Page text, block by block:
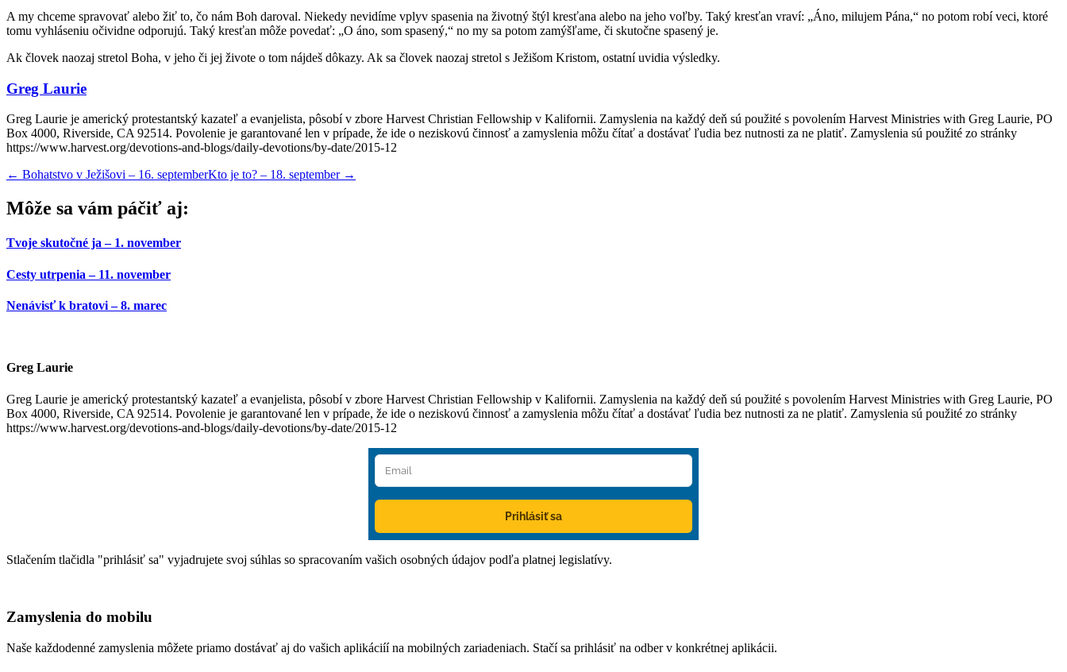
A my chceme spravovať alebo žiť to, čo nám Boh daroval. Niekedy nevidíme vplyv spasenia na životný štýl kresťana alebo na jeho voľby. Taký kresťan vraví: „Áno, milujem Pána,“ no potom robí veci, ktoré
tomu vyhláseniu očividne odporujú. Taký kresťan môže povedať: „O áno, som spasený,“ no my sa potom zamýšľame, či skutočne spasený je.
Ak človek naozaj stretol Boha, v jeho či jej živote o tom nájdeš dôkazy. Ak sa človek naozaj stretol s Ježišom Kristom, ostatní uvidia výsledky.
Greg Laurie
Greg Laurie je americký protestantský kazateľ a evanjelista, pôsobí v zbore Harvest Christian Fellowship v Kalifornii. Zamyslenia na každý deň sú použité s povolením Harvest Ministries with Greg Laurie, PO
Box 4000, Riverside, CA 92514. Povolenie je garantované len v prípade, že ide o neziskovú činnosť a zamyslenia môžu čítať a dostávať ľudia bez nutnosti za ne platiť. Zamyslenia sú použité zo stránky
https://www.harvest.org/devotions-and-blogs/daily-devotions/by-date/2015-12
← Bohatstvo v Ježišovi – 16. septemberKto je to? – 18. september →
Môže sa vám páčiť aj:
Tvoje skutočné ja – 1. november
Cesty utrpenia – 11. november
Nenávisť k bratovi – 8. marec
Greg Laurie
Greg Laurie je americký protestantský kazateľ a evanjelista, pôsobí v zbore Harvest Christian Fellowship v Kalifornii. Zamyslenia na každý deň sú použité s povolením Harvest Ministries with Greg Laurie, PO
Box 4000, Riverside, CA 92514. Povolenie je garantované len v prípade, že ide o neziskovú činnosť a zamyslenia môžu čítať a dostávať ľudia bez nutnosti za ne platiť. Zamyslenia sú použité zo stránky
https://www.harvest.org/devotions-and-blogs/daily-devotions/by-date/2015-12
Prihlásiť sa
Stlačením tlačidla "prihlásiť sa" vyjadrujete svoj súhlas so spracovaním vašich osobných údajov podľa platnej legislatívy.
Zamyslenia do mobilu
Naše každodenné zamyslenia môžete priamo dostávať aj do vašich aplikáciíí na mobilných zariadeniach. Stačí sa prihlásiť na odber v konkrétnej aplikácii.